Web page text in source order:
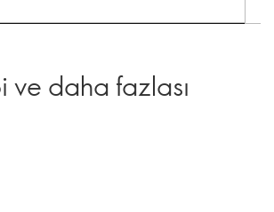
ve daha fazlası